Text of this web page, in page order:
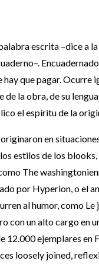
escrita –dice a
hay que pagar.
la obra, de su
el espíritu de la
en
estilos de los
The
por Hyperion, o el
al humor, como
con un alto cargo
ejemplares en
loosely joined,